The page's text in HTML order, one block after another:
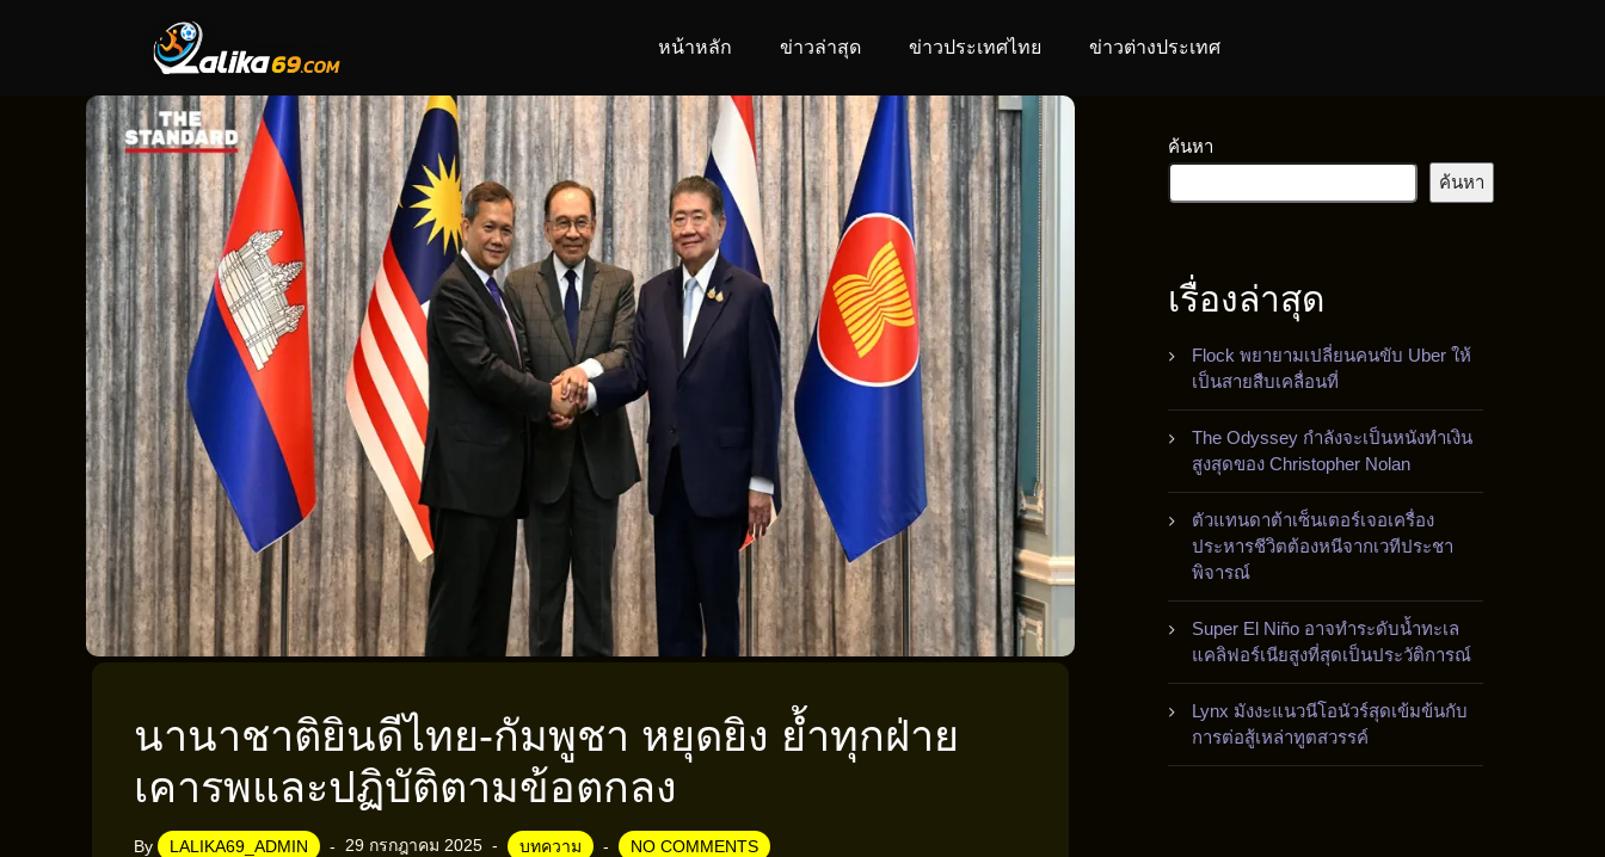
หน้าหลัก ข่าวล่าสุด ข่าวประเทศไทย ข่าวต่างประเทศ
นานาชาติยินดีไทย-กัมพูชา หยุดยิง ย้ำทุกฝ่าย
เคารพและปฏิบัติตามข้อตกลง
By LALIKA69_ADMIN 29 กรกฎาคม 2025 บทความ NO COMMENTS
ค้นหา
ค้นหา
เรื่องล่าสุด
Flock พยายามเปลี่ยนคนขับ Uber ให้
เป็นสายสืบเคลื่อนที่
The Odyssey กำลังจะเป็นหนังทำเงิน
สูงสุดของ Christopher Nolan
ตัวแทนดาต้าเซ็นเตอร์เจอเครื่อง
ประหารชีวิตต้องหนีจากเวทีประชา
พิจารณ์
Super El Niño อาจทำระดับน้ำทะเล
แคลิฟอร์เนียสูงที่สุดเป็นประวัติการณ์
Lynx มังงะแนวนีโอนัวร์สุดเข้มข้นกับ
การต่อสู้เหล่าทูตสวรรค์